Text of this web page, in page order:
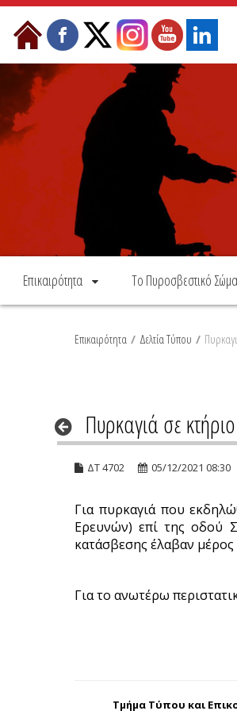
Skip to Content
Επικαιρότητα Το Πυροσβεστικό Σώμα
Επικαιρότητα / Δελτία Τύπου /
Πυρκαγιά σε
ΔΤ 4702 05/12/2021 08:30
Για πυρκαγιά που
Ερευνών) επί της οδού
κατάσβεσης έλαβαν
Για το ανωτέρω
Τμήμα Τύπου και